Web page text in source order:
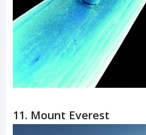
11. Mount Everest